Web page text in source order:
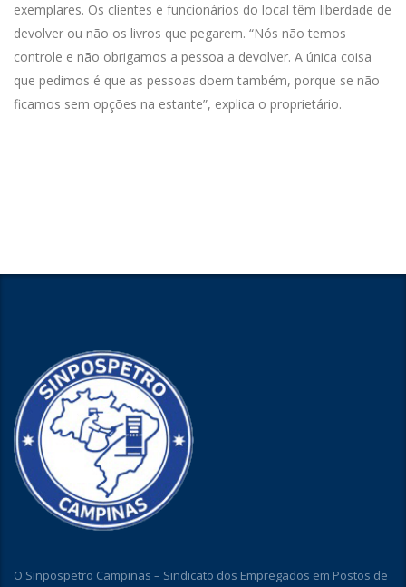
exemplares. Os clientes e funcionários do local têm liberdade de
devolver ou não os livros que pegarem. “Nós não temos
controle e não obrigamos a pessoa a devolver. A única coisa
que pedimos é que as pessoas doem também, porque se não
ficamos sem opções na estante”, explica o proprietário.
O Sinpospetro Campinas – Sindicato dos Empregados em Postos de